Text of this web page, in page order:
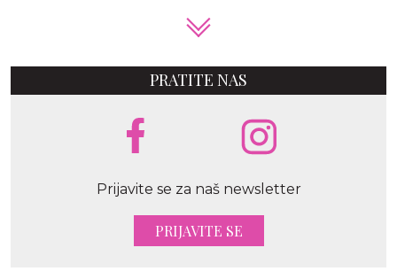
PRATITE NAS
Prijavite se za naš newsletter
PRIJAVITE SE